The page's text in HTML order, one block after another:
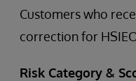
Customers who
correction for
Risk Category &